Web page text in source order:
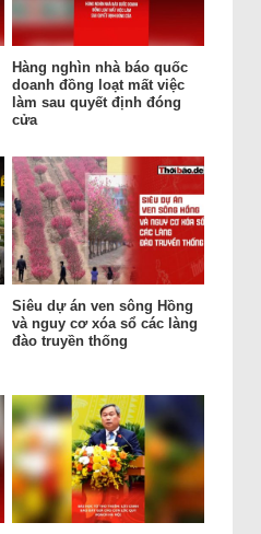
Hàng nghìn nhà báo quốc
doanh đồng loạt mất việc
làm sau quyết định đóng
cửa
Siêu dự án ven sông Hồng
và nguy cơ xóa sổ các làng
đào truyền thống